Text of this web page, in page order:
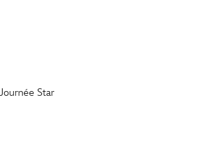
Star